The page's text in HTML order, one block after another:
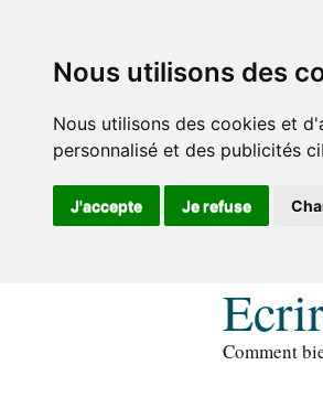
Nous utilisons des
Nous utilisons des cookies et
personnalisé et des publicités
J'accepte Je refuse
Comment